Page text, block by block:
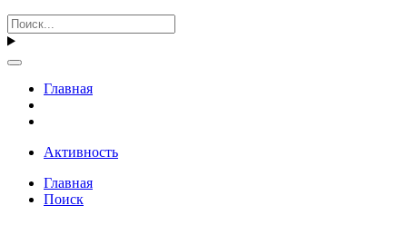
Главная
Активность
Главная
Поиск